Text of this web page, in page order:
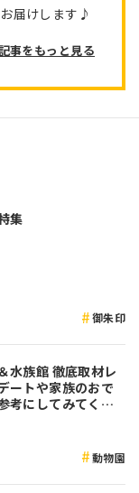
届けします♪
事をもっと見る
集
御朱印
水族館 徹底取材レ
ートや家族のおで
考にしてみてくだ
動物園